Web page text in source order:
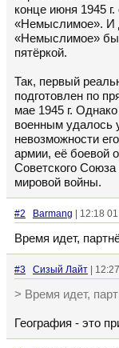
конце июня 1945
«Немыслимое». И
«Немыслимое»
пятёркой.
Так, первый
подготовлен по
мае 1945 г.
военным удалось
невозможности
армии, её боевой
Советского Союза
мировой войны.
#2 Barmang | 12:18
Время идет,
#3 Сизый Лайт |
> Время идет,
География - это